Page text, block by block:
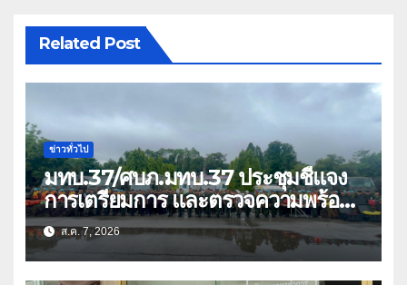
Related Post
ข่าวทั่วไป
มทบ.37/ศบภ.มทบ.37 ประชุมชี้แจง
การเตรียมการ และตรวจความพร้อม
ด้านการบรรเทาสาธารณภัย
ส.ค. 7, 2026